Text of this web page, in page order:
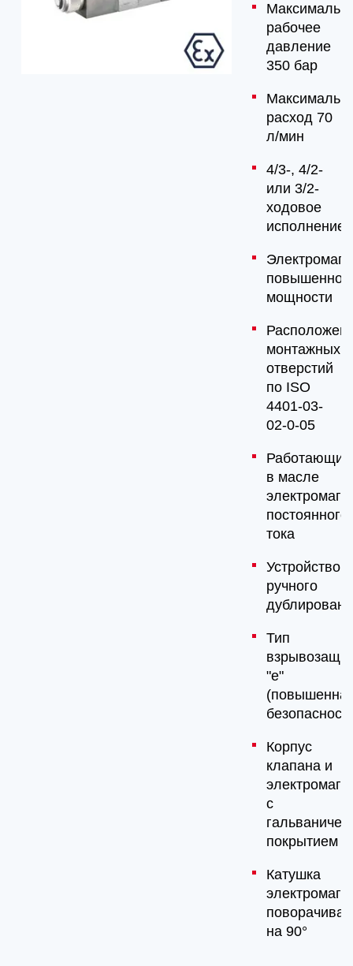
рабочее
давление
350 бар
расход 70
л/мин
4/3-, 4/2-
или 3/2-
ходовое
исполнение
повышенной
мощности
монтажных
отверстий
по ISO
4401-03-
02-0-05
Работающие
в масле
постоянного
тока
Устройство
ручного
Тип
"e"
Корпус
клапана и
с
покрытием
Катушка
на 90°